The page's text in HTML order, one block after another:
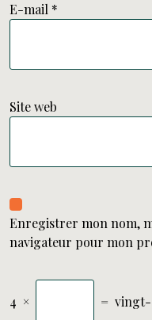
E-mail *
Site web
Enregistrer mon nom,
navigateur pour mon
4 × =